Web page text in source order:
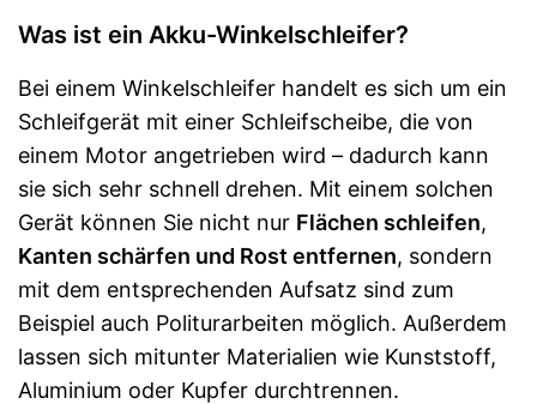
Was ist ein Akku-Winkelschleifer?
Bei einem Winkelschleifer handelt es sich um ein
Schleifgerät mit einer Schleifscheibe, die von
einem Motor angetrieben wird – dadurch kann
sie sich sehr schnell drehen. Mit einem solchen
Gerät können Sie nicht nur Flächen schleifen,
Kanten schärfen und Rost entfernen, sondern
mit dem entsprechenden Aufsatz sind zum
Beispiel auch Politurarbeiten möglich. Außerdem
lassen sich mitunter Materialien wie Kunststoff,
Aluminium oder Kupfer durchtrennen.